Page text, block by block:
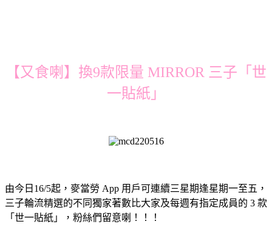
【又食喇】換9款限量 MIRROR 三子「世
一貼紙」
由今日16/5起，麥當勞 App 用戶可連續三星期逢星期一至五，
三子輪流精選的不同獨家著數比大家及每週有指定成員的 3 款
「世一貼紙」，粉絲們留意喇！！！